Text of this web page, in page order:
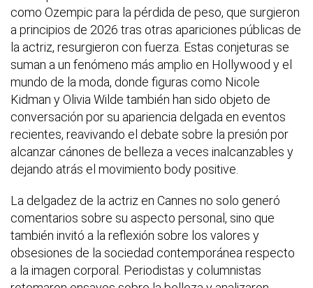
como Ozempic para la pérdida de peso, que surgieron
a principios de 2026 tras otras apariciones públicas de
la actriz, resurgieron con fuerza. Estas conjeturas se
suman a un fenómeno más amplio en Hollywood y el
mundo de la moda, donde figuras como Nicole
Kidman y Olivia Wilde también han sido objeto de
conversación por su apariencia delgada en eventos
recientes, reavivando el debate sobre la presión por
alcanzar cánones de belleza a veces inalcanzables y
dejando atrás el movimiento body positive.
La delgadez de la actriz en Cannes no solo generó
comentarios sobre su aspecto personal, sino que
también invitó a la reflexión sobre los valores y
obsesiones de la sociedad contemporánea respecto
a la imagen corporal. Periodistas y columnistas